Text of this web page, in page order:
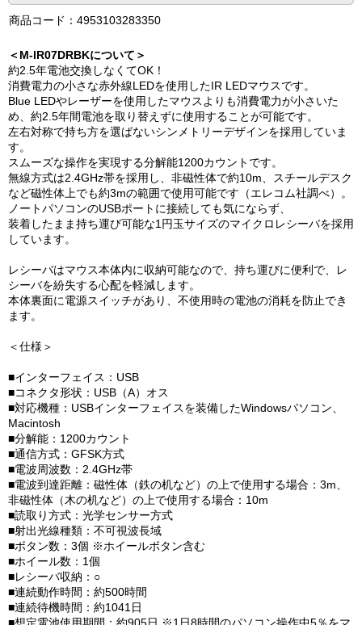
商品コード：4953103283350
＜M-IR07DRBKについて＞
約2.5年電池交換しなくてOK！
消費電力の小さな赤外線LEDを使用したIR LEDマウスです。
Blue LEDやレーザーを使用したマウスよりも消費電力が小さいた
め、約2.5年間電池を取り替えずに使用することが可能です。
左右対称で持ち方を選ばないシンメトリーデザインを採用していま
す。
スムーズな操作を実現する分解能1200カウントです。
無線方式は2.4GHz帯を採用し、非磁性体で約10m、スチールデスク
など磁性体上でも約3mの範囲で使用可能です（エレコム社調べ）。
ノートパソコンのUSBポートに接続しても気にならず、
装着したまま持ち運び可能な1円玉サイズのマイクロレシーバを採用
しています。
レシーバはマウス本体内に収納可能なので、持ち運びに便利で、レ
シーバを紛失する心配を軽減します。
本体裏面に電源スイッチがあり、不使用時の電池の消耗を防止でき
ます。
＜仕様＞
■インターフェイス：USB
■コネクタ形状：USB（A）オス
■対応機種：USBインターフェイスを装備したWindowsパソコン、
Macintosh
■分解能：1200カウント
■通信方式：GFSK方式
■電波周波数：2.4GHz帯
■電波到達距離：磁性体（鉄の机など）の上で使用する場合：3m、
非磁性体（木の机など）の上で使用する場合：10m
■読取り方式：光学センサー方式
■射出光線種類：不可視波長域
■ボタン数：3個 ※ホイールボタン含む
■ホイール数：1個
■レシーバ収納：○
■連続動作時間：約500時間
■連続待機時間：約1041日